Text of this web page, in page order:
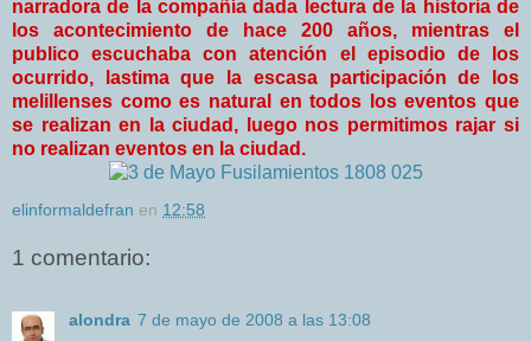
narradora de la compañía dada lectura de la historia de
los acontecimiento de hace 200 años, mientras el
publico escuchaba con atención el episodio de los
ocurrido, lastima que la escasa participación de los
melillenses como es natural en todos los eventos que
se realizan en la ciudad, luego nos permitimos rajar si
no realizan eventos en la ciudad.
elinformaldefran en 12:58
1 comentario:
alondra 7 de mayo de 2008 a las 13:08